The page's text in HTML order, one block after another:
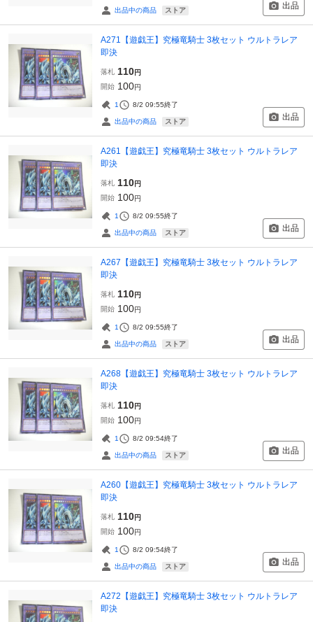
出品中の商品 ストア 出品
A271【遊戯王】究極竜騎士 3枚セット ウルトラレア
即決
落札 110円
開始 100円
1 8/2 09:55終了
出品中の商品 ストア 出品
A261【遊戯王】究極竜騎士 3枚セット ウルトラレア
即決
落札 110円
開始 100円
1 8/2 09:55終了
出品中の商品 ストア 出品
A267【遊戯王】究極竜騎士 3枚セット ウルトラレア
即決
落札 110円
開始 100円
1 8/2 09:55終了
出品中の商品 ストア 出品
A268【遊戯王】究極竜騎士 3枚セット ウルトラレア
即決
落札 110円
開始 100円
1 8/2 09:54終了
出品中の商品 ストア 出品
A260【遊戯王】究極竜騎士 3枚セット ウルトラレア
即決
落札 110円
開始 100円
1 8/2 09:54終了
出品中の商品 ストア 出品
A272【遊戯王】究極竜騎士 3枚セット ウルトラレア
即決